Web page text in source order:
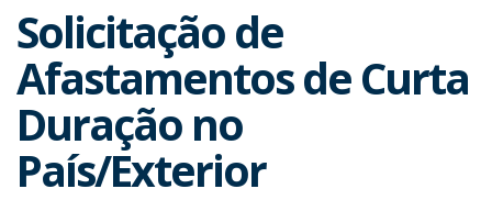
Solicitação de
Afastamentos de Curta
Duração no
País/Exterior